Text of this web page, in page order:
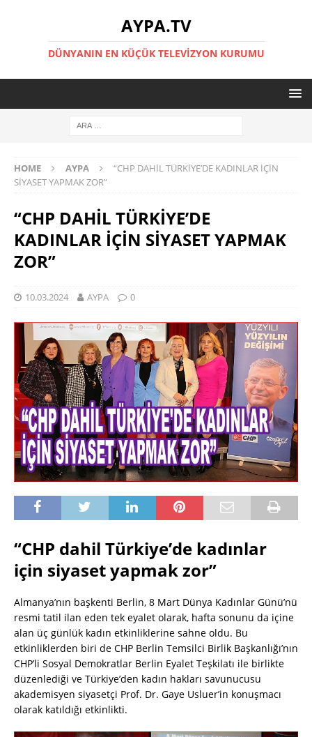
AYPA.TV
DÜNYANIN EN KÜÇÜK TELEVIZYON KURUMU
HOME AYPA
“CHP DAHİL TÜRKİYE’DE KADINLAR İÇİN
SİYASET YAPMAK ZOR”
“CHP DAHİL TÜRKİYE’DE
KADINLAR İÇİN SİYASET YAPMAK
ZOR”
10.03.2024 AYPA 0
“CHP dahil Türkiye’de kadınlar
için siyaset yapmak zor”
Almanya’nın başkenti Berlin, 8 Mart Dünya Kadınlar Günü’nü
resmi tatil ilan eden tek eyalet olarak, hafta sonunu da içine
alan üç günlük kadın etkinliklerine sahne oldu. Bu
etkinliklerden biri de CHP Berlin Temsilci Birlik Başkanlığı’nın
CHP’li Sosyal Demokratlar Berlin Eyalet Teşkilatı ile birlikte
düzenlediği ve Türkiye’den kadın hakları savunucusu
akademisyen siyasetçi Prof. Dr. Gaye Usluer’in konuşmacı
olarak katıldığı etkinlikti.